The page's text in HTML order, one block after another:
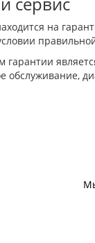
на
гарантии
обслуживание,